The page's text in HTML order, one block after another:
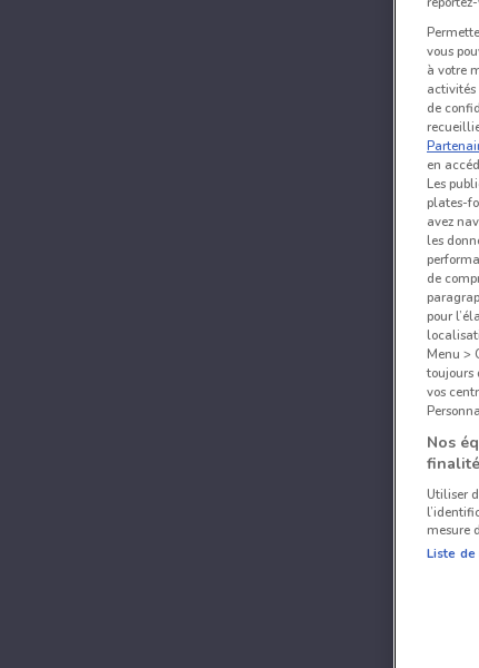
vous
à votre
de
en
Les
plates-
avez
les
de
pour
Menu >
toujours
vos
Nos
Utiliser
mesure
Liste